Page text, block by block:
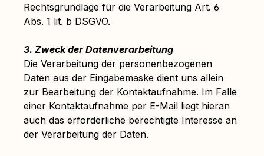
Rechtsgrundlage für die Verarbeitung Art. 6
Abs. 1 lit. b DSGVO.
3. Zweck der Datenverarbeitung
Die Verarbeitung der personenbezogenen
Daten aus der Eingabemaske dient uns allein
zur Bearbeitung der Kontaktaufnahme. Im Falle
einer Kontaktaufnahme per E-Mail liegt hieran
auch das erforderliche berechtigte Interesse an
der Verarbeitung der Daten.